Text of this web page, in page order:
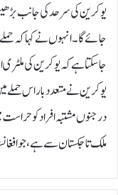
یوکرین کی سرحد کی جانب
جائے گا۔انہوں نے کہا کہ
جاسکتا ہے کہ یوکرین کی
یوکرین نے متعدد بار اس
درجنوں مشتبہ افراد کو حراست
ملک تاجکستان سے ہے، جو